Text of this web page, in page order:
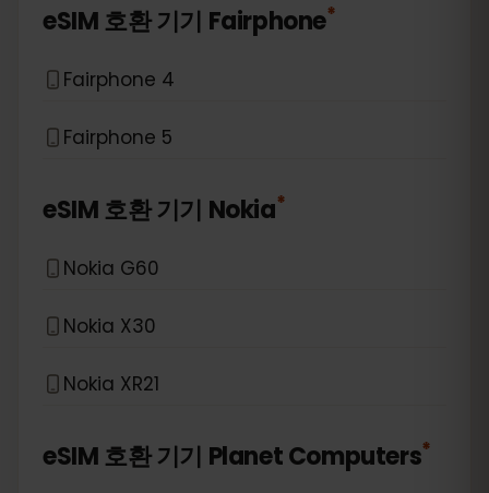
eSIM 호환 기기 Fairphone*
Fairphone 4
Fairphone 5
eSIM 호환 기기 Nokia*
Nokia G60
Nokia X30
Nokia XR21
eSIM 호환 기기 Planet Computers*